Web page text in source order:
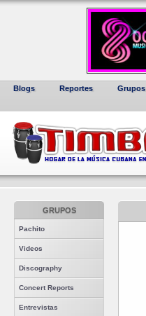
Blogs Reportes Grupos
GRUPOS
Pachito
Videos
Discography
Concert Reports
Entrevistas